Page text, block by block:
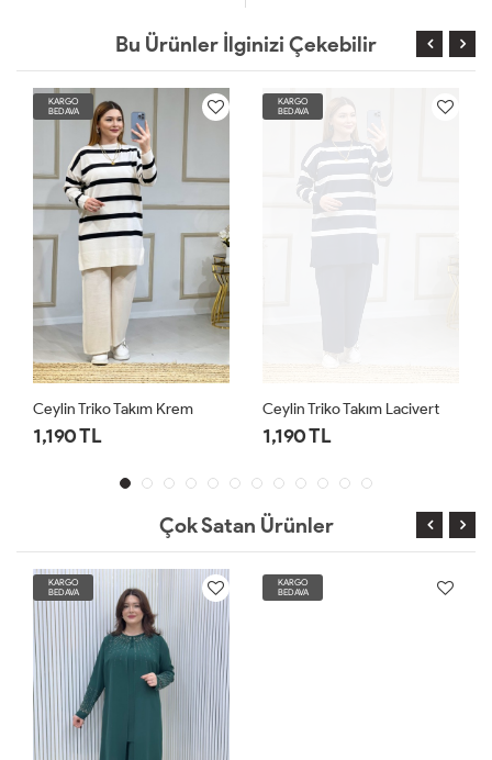
Bu Ürünler İlginizi Çekebilir
KARGO
BEDAVA
Ceylin Triko Takım Krem
1,190 TL
KARGO
BEDAVA
Ceylin Triko Takım Lacivert
1,190 TL
Çok Satan Ürünler
KARGO
BEDAVA
KARGO
BEDAVA